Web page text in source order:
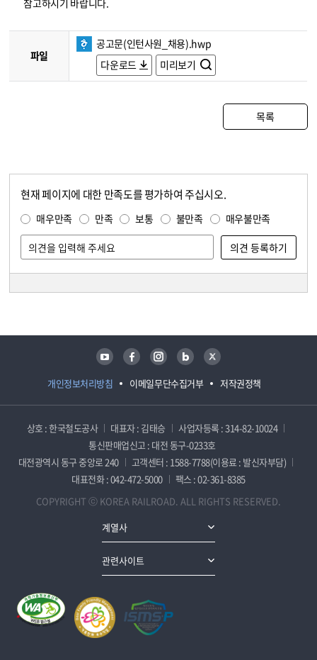
참고하시기 바랍니다.
파일
공고문(인턴사원_채용).hwp
다운로드
미리보기
목록
현재 페이지에 대한 만족도를 평가하여 주십시오.
매우만족 만족 보통 불만족 매우불만족
개인정보처리방침 이메일무단수집거부 저작권정책
유튜브 페이스북 인스타그램 블로그 트위터
상호 : 한국철도공사 대표자 : 김태승
사업자등록 : 314-82-10024
통신판매업신고 : 대전 동구-0233호
대전광역시 동구 중앙로 240
고객센터 : 1588-7788(이용료 : 발신자부담)
대표전화 : 042-472-5000
팩스 : 02-361-8385
COPYRIGHT ⓒ KOREA RAILROAD. ALL RIGHTS RESERVED.
계열사
관련사이트